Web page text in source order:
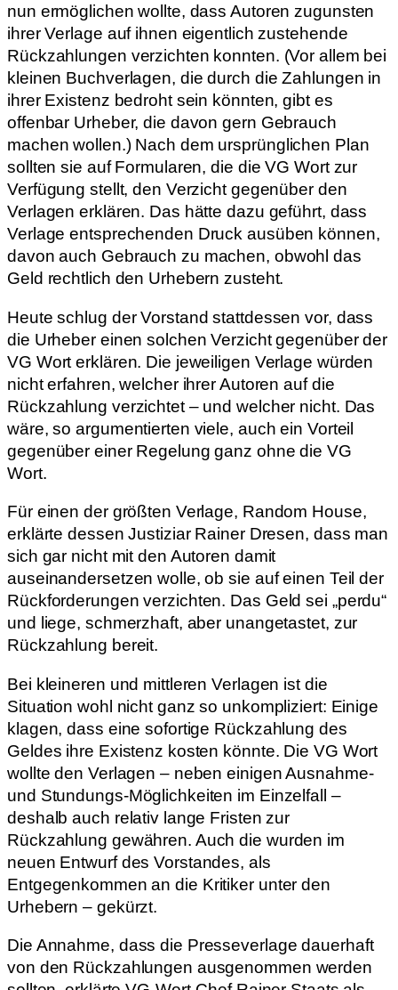
nun ermöglichen wollte, dass Autoren zugunsten
ihrer Verlage auf ihnen eigentlich zustehende
Rückzahlungen verzichten konnten. (Vor allem bei
kleinen Buchverlagen, die durch die Zahlungen in
ihrer Existenz bedroht sein könnten, gibt es
offenbar Urheber, die davon gern Gebrauch
machen wollen.) Nach dem ursprünglichen Plan
sollten sie auf Formularen, die die VG Wort zur
Verfügung stellt, den Verzicht gegenüber den
Verlagen erklären. Das hätte dazu geführt, dass
Verlage entsprechenden Druck ausüben können,
davon auch Gebrauch zu machen, obwohl das
Geld rechtlich den Urhebern zusteht.
Heute schlug der Vorstand stattdessen vor, dass
die Urheber einen solchen Verzicht gegenüber der
VG Wort erklären. Die jeweiligen Verlage würden
nicht erfahren, welcher ihrer Autoren auf die
Rückzahlung verzichtet – und welcher nicht. Das
wäre, so argumentierten viele, auch ein Vorteil
gegenüber einer Regelung ganz ohne die VG
Wort.
Für einen der größten Verlage, Random House,
erklärte dessen Justiziar Rainer Dresen, dass man
sich gar nicht mit den Autoren damit
auseinandersetzen wolle, ob sie auf einen Teil der
Rückforderungen verzichten. Das Geld sei „perdu“
und liege, schmerzhaft, aber unangetastet, zur
Rückzahlung bereit.
Bei kleineren und mittleren Verlagen ist die
Situation wohl nicht ganz so unkompliziert: Einige
klagen, dass eine sofortige Rückzahlung des
Geldes ihre Existenz kosten könnte. Die VG Wort
wollte den Verlagen – neben einigen Ausnahme-
und Stundungs-Möglichkeiten im Einzelfall –
deshalb auch relativ lange Fristen zur
Rückzahlung gewähren. Auch die wurden im
neuen Entwurf des Vorstandes, als
Entgegenkommen an die Kritiker unter den
Urhebern – gekürzt.
Die Annahme, dass die Presseverlage dauerhaft
von den Rückzahlungen ausgenommen werden